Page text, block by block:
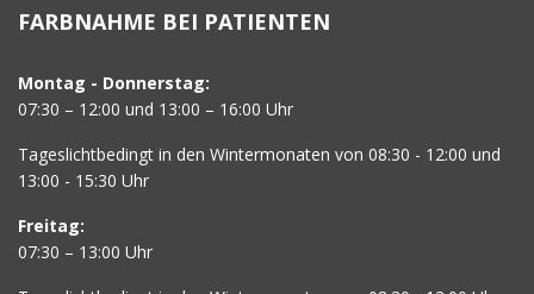
FARBNAHME BEI PATIENTEN
Montag - Donnerstag:
07:30 – 12:00 und 13:00 – 16:00 Uhr
Tageslichtbedingt in den Wintermonaten von 08:30 - 12:00 und
13:00 - 15:30 Uhr
Freitag:
07:30 – 13:00 Uhr